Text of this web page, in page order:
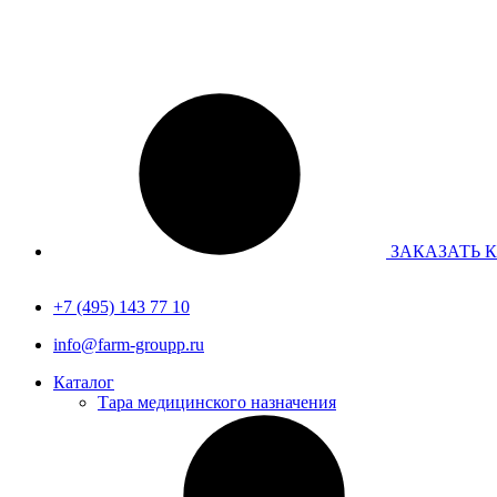
ЗАКАЗАТЬ
+7 (495) 143 77 10
info@farm-groupp.ru
Каталог
Тара медицинского назначения